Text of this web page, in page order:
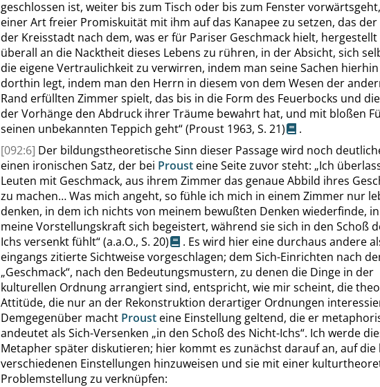
geschlossen ist, weiter bis zum Tisch oder bis zum Fenster
einer Art freier Promiskuität mit ihm auf das Kanapee zu setzen, das
der Kreisstadt nach dem, was er für Pariser Geschmack hielt, hergestellt
überall an die Nacktheit dieses Lebens zu rühren, in der Absicht, sich
die eigene Vertraulichkeit zu verwirren, indem man seine Sachen
dorthin legt, indem man den Herrn in diesem von dem Wesen der
Rand erfüllten Zimmer spielt, das bis in die Form des Feuerbocks und
der Vorhänge den Abdruck ihrer Träume bewahrt hat, und mit bloßen
seinen unbekannten Teppich geht“(Proust 1963, S. 21)
.
[092:6] Der bildungstheoretische Sinn dieser Passage wird noch
einen ironischen Satz, der bei Proust eine Seite zuvor steht: „Ich
Leuten mit Geschmack, aus ihrem Zimmer das genaue Abbild ihres
zu machen… Was mich angeht, so fühle ich mich in einem Zimmer nur
denken, in dem ich nichts von meinem bewußten Denken wiederfinde,
meine Vorstellungskraft sich begeistert, während sie sich in den Schoß
Ichs versenkt fühlt“(a.a.O., S. 20)
. Es wird hier eine durchaus andere
eingangs zitierte Sichtweise vorgeschlagen; dem Sich-Einrichten nach
„Geschmack“, nach den Bedeutungsmustern, zu denen die Dinge in der
kulturellen Ordnung arrangiert sind, entspricht, wie mir scheint, die
Attitüde, die nur an der Rekonstruktion derartiger Ordnungen
Demgegenüber macht Proust eine Einstellung geltend, die er
andeutet als Sich-Versenken „in den Schoß des Nicht-Ichs“. Ich werde
Metapherspäter diskutieren; hier kommt es zunächst darauf an, auf die
verschiedenen Einstellungen hinzuweisen und sie mit einer
Problemstellung zu verknüpfen: